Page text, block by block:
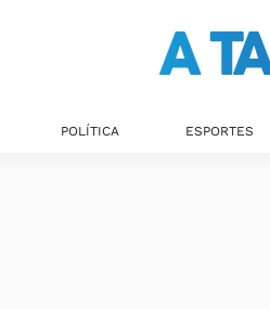
POLÍTICA ESPORTES